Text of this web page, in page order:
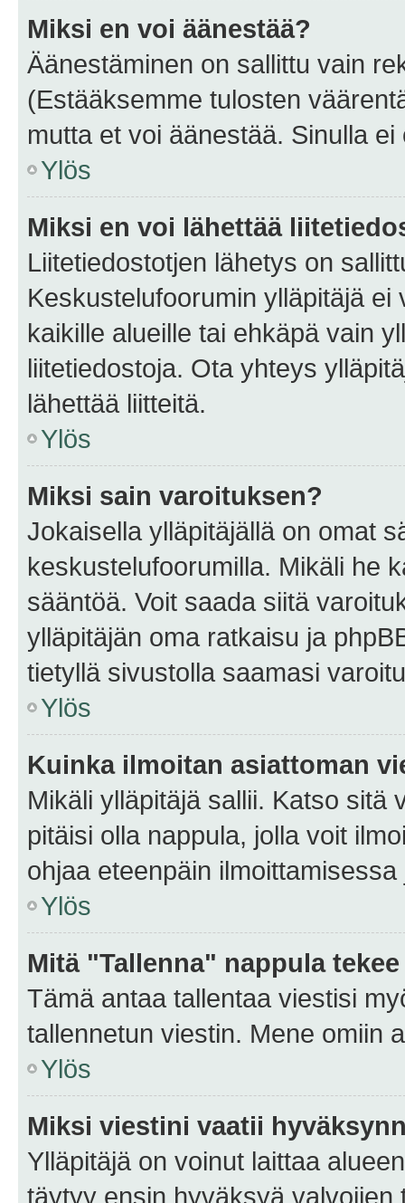
Miksi en voi äänestää?
Äänestäminen on sallittu vain
(Estääksemme tulosten
mutta et voi äänestää. Sinulla
Ylös
Miksi en voi lähettää
Liitetiedostotjen lähetys on
Keskustelufoorumin ylläpitäjä
kaikille alueille tai ehkäpä vain
liitetiedostoja. Ota yhteys
lähettää liitteitä.
Ylös
Miksi sain varoituksen?
Jokaisella ylläpitäjällä on omat
keskustelufoorumilla. Mikäli he
sääntöä. Voit saada siitä
ylläpitäjän oma ratkaisu ja
tietyllä sivustolla saamasi
Ylös
Kuinka ilmoitan asiattoman
Mikäli ylläpitäjä sallii. Katso sitä
pitäisi olla nappula, jolla voit
ohjaa eteenpäin
Ylös
Mitä "Tallenna" nappula
Tämä antaa tallentaa viestisi
tallennetun viestin. Mene omiin
Ylös
Miksi viestini vaatii
Ylläpitäjä on voinut laittaa
täytyy ensin hyväksyä